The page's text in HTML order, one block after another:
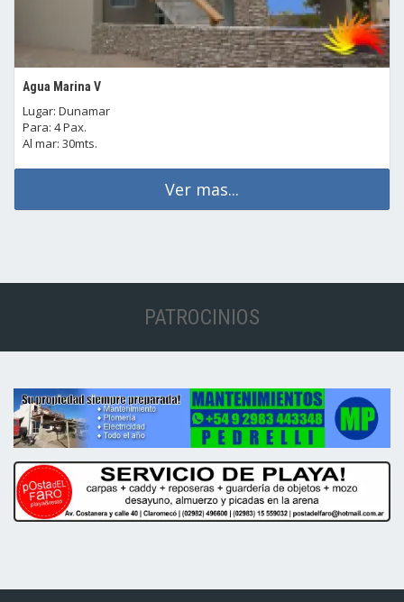
Agua Marina V
Lugar: Dunamar
Para: 4 Pax.
Al mar: 30mts.
Ver mas...
PATROCINIOS